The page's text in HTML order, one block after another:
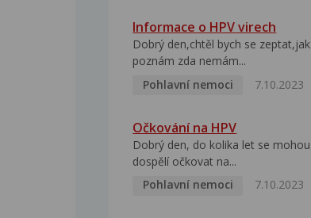
Informace o HPV virech
Dobrý den,chtěl bych se zeptat,jak
poznám zda nemám...
Pohlavní nemoci
7.10.2023
Očkování na HPV
Dobrý den, do kolika let se mohou
dospělí očkovat na...
Pohlavní nemoci
7.10.2023